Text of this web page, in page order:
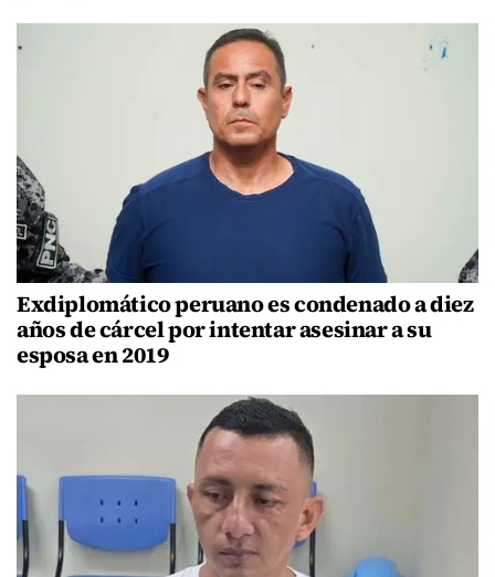
Exdiplomático peruano es condenado a diez
años de cárcel por intentar asesinar a su
esposa en 2019